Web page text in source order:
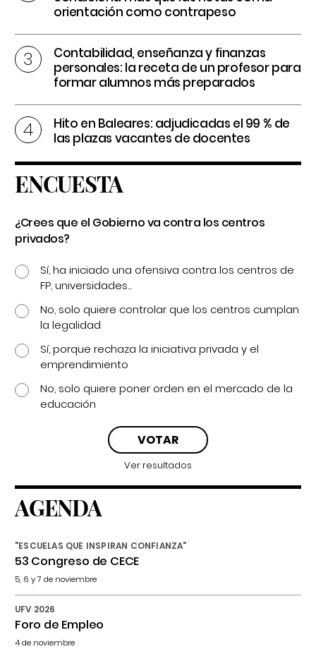
orientación como contrapeso
Contabilidad, enseñanza y finanzas
personales: la receta de un profesor para
formar alumnos más preparados
Hito en Baleares: adjudicadas el 99 % de
las plazas vacantes de docentes
ENCUESTA
¿Crees que el Gobierno va contra los centros
privados?
Sí, ha iniciado una ofensiva contra los centros de
FP, universidades...
No, solo quiere controlar que los centros cumplan
la legalidad
Sí, porque rechaza la iniciativa privada y el
emprendimiento
No, solo quiere poner orden en el mercado de la
educación
Ver resultados
AGENDA
"ESCUELAS QUE INSPIRAN CONFIANZA"
53 Congreso de CECE
5, 6 y 7 de noviembre
UFV 2026
Foro de Empleo
4 de noviembre